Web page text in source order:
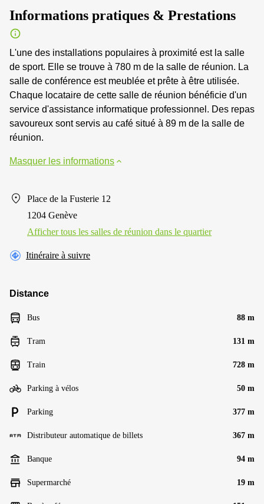
Informations pratiques & Prestations
L'une des installations populaires à proximité est la salle
de sport. Elle se trouve à 780 m de la salle de réunion. La
salle de conférence est meublée et prête à être utilisée.
Chaque locataire de cette salle de réunion bénéficie d'un
service d'assistance informatique professionnel. Des repas
savoureux sont servis au café situé à 89 m de la salle de
réunion.
Masquer les informations
Place de la Fusterie 12
1204 Genève
Afficher tous les salles de réunion dans le quartier
Itinéraire à suivre
Distance
Bus 88 m
Tram 131 m
Train 728 m
Parking à vélos 50 m
Parking 377 m
Distributeur automatique de billets 367 m
Banque 94 m
Supermarché 19 m